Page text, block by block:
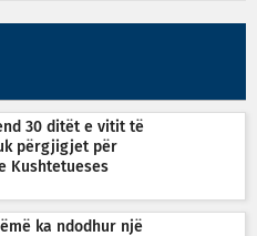
30 ditët e vitit të
përgjigjet për
Kushtetueses
ka ndodhur një